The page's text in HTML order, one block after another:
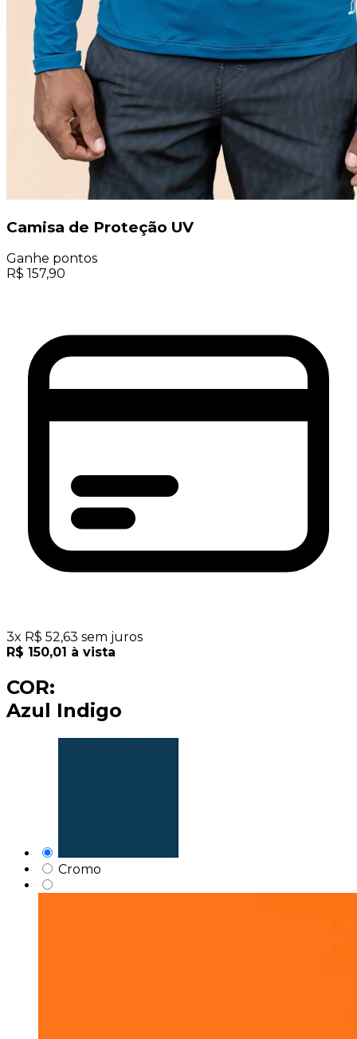
Camisa de Proteção UV
Ganhe pontos
R$ 157,90
3x R$ 52,63 sem juros
R$ 150,01 à vista
COR:
Azul Indigo
Cromo